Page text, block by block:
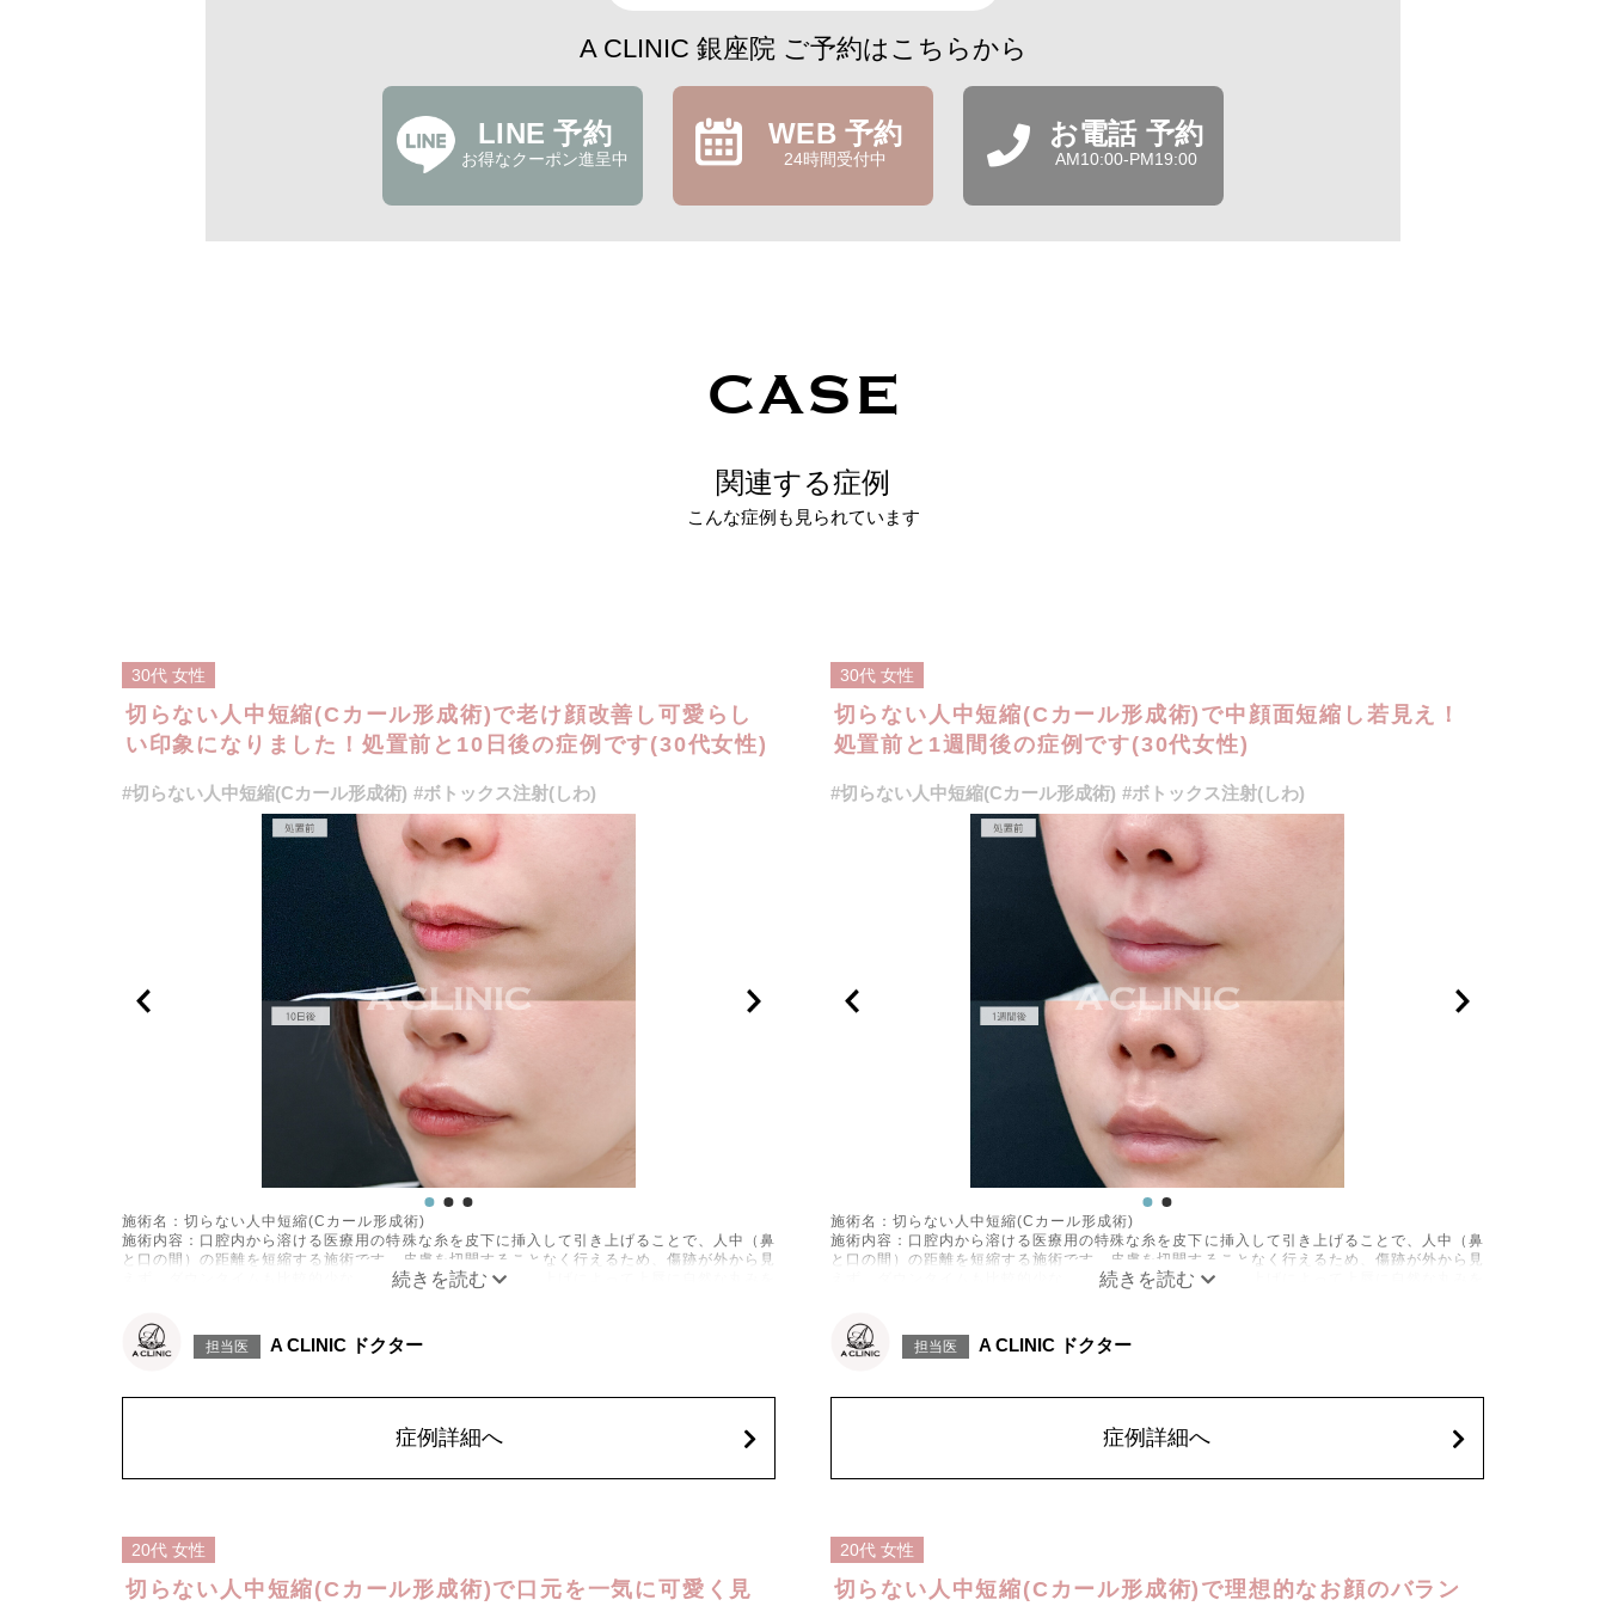
A CLINIC 銀座院 ご予約はこちらから
LINE 予約
お得なクーポン進呈中
WEB 予約
24時間受付中
お電話 予約
AM10:00-PM19:00
CASE
関連する症例
こんな症例も見られています
30代 女性
切らない人中短縮(Cカール形成術)で老け顔改善し可愛らし
い印象になりました！処置前と10日後の症例です(30代女性)
#切らない人中短縮(Cカール形成術) #ボトックス注射(しわ)
施術名：切らない人中短縮(Cカール形成術)
施術内容：口腔内から溶ける医療用の特殊な糸を皮下に挿入して引き上げることで、人中（鼻
と口の間）の距離を短縮する施術です。皮膚を切開することなく行えるため、傷跡が外から見
えず、ダウンタイムも比較的少ないのが特徴です。糸の引き上げによって上唇に自然な丸みを
リスク、副作用：腫れ、赤み、内出血、痛み、突っ張り感、過矯正などが生じることがありま
す。通常は一時的なもので徐々に軽快していきますが、個人差があります。また、稀にアレル
施術時間：注入箇所数により異なりますが、約10分程
リスク、副作用：腫れ、赤み、内出血、痛み、突っ張り感などが一時的に生じることがござい
ます。また、稀にアレルギー反応、細菌感染症、頭痛などが生じることがございます。注入部
担当医 A CLINIC ドクター
症例詳細へ
30代 女性
切らない人中短縮(Cカール形成術)で中顔面短縮し若見え！
処置前と1週間後の症例です(30代女性)
#切らない人中短縮(Cカール形成術) #ボトックス注射(しわ)
施術名：切らない人中短縮(Cカール形成術)
施術内容：口腔内から溶ける医療用の特殊な糸を皮下に挿入して引き上げることで、人中（鼻
と口の間）の距離を短縮する施術です。皮膚を切開することなく行えるため、傷跡が外から見
えず、ダウンタイムも比較的少ないのが特徴です。糸の引き上げによって上唇に自然な丸みを
リスク、副作用：腫れ、赤み、内出血、痛み、突っ張り感、過矯正などが生じることがありま
す。通常は一時的なもので徐々に軽快していきますが、個人差があります。また、稀にアレル
施術時間：注入箇所数により異なりますが、約10分程
リスク、副作用：腫れ、赤み、内出血、痛み、突っ張り感などが一時的に生じることがござい
ます。また、稀にアレルギー反応、細菌感染症、頭痛などが生じることがございます。注入部
担当医 A CLINIC ドクター
症例詳細へ
20代 女性
切らない人中短縮(Cカール形成術)で口元を一気に可愛く見
20代 女性
切らない人中短縮(Cカール形成術)で理想的なお顔のバラン